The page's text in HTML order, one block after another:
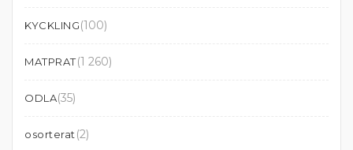
KYCKLING(100)
MATPRAT(1 260)
ODLA(35)
osorterat (2)